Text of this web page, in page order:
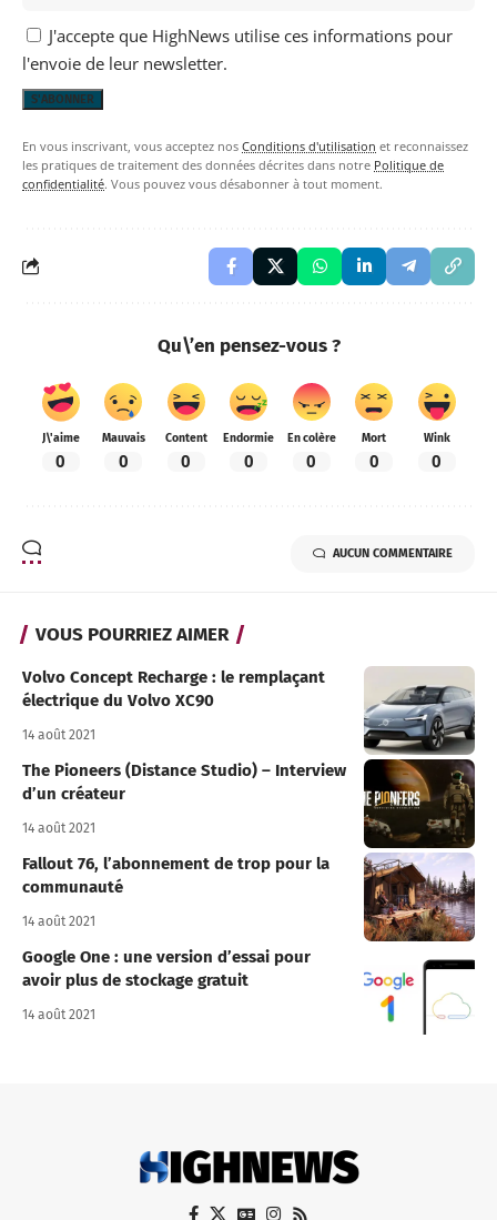
J'accepte que HighNews utilise ces informations pour
l'envoie de leur newsletter.
En vous inscrivant, vous acceptez nos Conditions d'utilisation et reconnaissez
les pratiques de traitement des données décrites dans notre Politique de
confidentialité. Vous pouvez vous désabonner à tout moment.
Qu\’en pensez-vous ?
J\'aime
0
Mauvais
0
Content
0
Endormie
0
En colère
0
Mort
0
Wink
0
AUCUN COMMENTAIRE
VOUS POURRIEZ AIMER
Volvo Concept Recharge : le remplaçant
électrique du Volvo XC90
14 août 2021
The Pioneers (Distance Studio) – Interview
d’un créateur
14 août 2021
Fallout 76, l’abonnement de trop pour la
communauté
14 août 2021
Google One : une version d’essai pour
avoir plus de stockage gratuit
14 août 2021